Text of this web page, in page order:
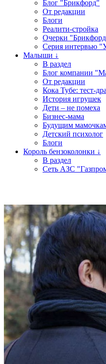
Блог "Брикфорд"
От редакции
Блоги
Реалити-стройка
Очерки
Серия интервью
Малыши ↓
В раздел
Блог компании
От редакции
Кока Тубе: тест-
История игрушек
Дети – не помеха
Бизнес-мама
Будущим
Детский психолог
Блоги
Король бензоколонки ↓
В раздел
Сеть АЗС